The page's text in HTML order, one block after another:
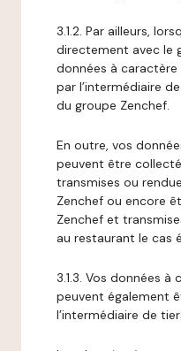
3.1.2. Par ailleurs,
directement avec le
données à
par l’intermédiaire
du groupe Zenchef.
En outre, vos
peuvent être
transmises ou
Zenchef ou encore
Zenchef et
au restaurant le cas
3.1.3. Vos données
peuvent également
l’intermédiaire de